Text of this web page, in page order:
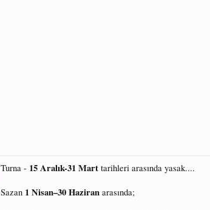
Turna - 15 Aralık-31 Mart tarihleri arasında yasak....
Sazan 1 Nisan–30 Haziran arasında;